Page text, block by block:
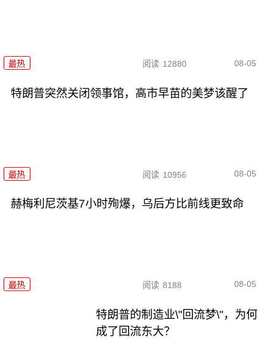
最热 阅读 12880 08-05
特朗普突然关闭领事馆，高市早苗的美梦该醒了
最热 阅读 10956 08-05
赫梅利尼茨基7小时殉爆，乌后方比前线更致命
最热 阅读 8188 08-05
特朗普的制造业\"回流梦\"，为何
成了回流东大？